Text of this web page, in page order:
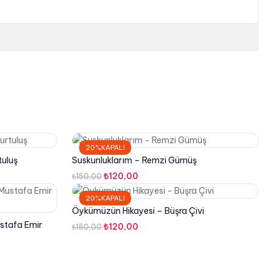
20%KAPALI
Suskunluklarım – Remzi Gümüş
₺150,00 Orijinal
fiyat:
₺150,00.
₺120,00
andaki
₺120,00.
Emir
20%KAPALI
Öykümüzün Hikayesi – Büşra Çivi
₺150,00 Orijinal
₺120,00